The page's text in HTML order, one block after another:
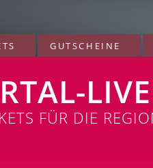
GUTSCHEINE
LIVE
FÜR DIE